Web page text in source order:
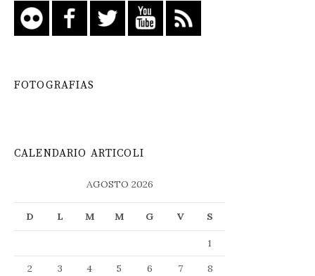
FOTOGRAFIAS
CALENDARIO ARTICOLI
AGOSTO 2026
D L M M G V S
1
2
3 4 5 6 7
8